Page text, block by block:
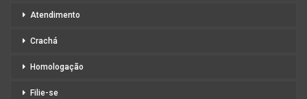
Atendimento
Crachá
Homologação
Filie-se